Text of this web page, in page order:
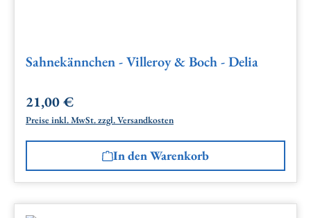
Sahnekännchen - Villeroy & Boch - Delia
Regulärer Preis:
21,00 €
Preise inkl. MwSt. zzgl. Versandkosten
In den Warenkorb